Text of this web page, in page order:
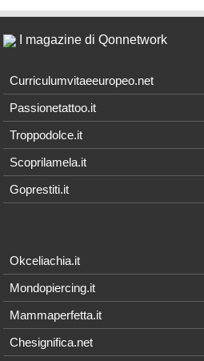
I magazine di Qonnetwork
Curriculumvitaeeuropeo.net
Passionetattoo.it
Troppodolce.it
Scoprilamela.it
Goprestiti.it
Okceliachia.it
Mondopiercing.it
Mammaperfetta.it
Chesignifica.net